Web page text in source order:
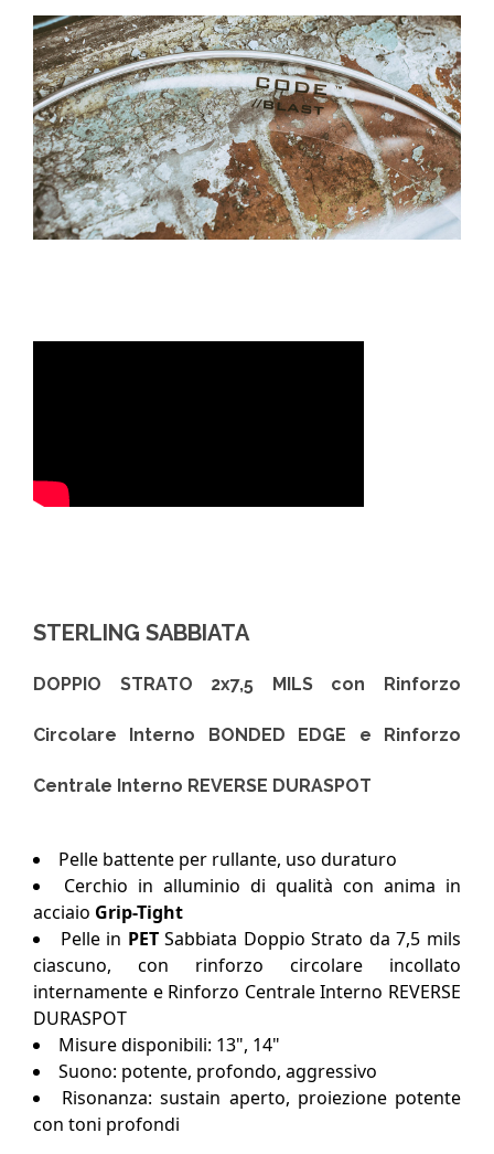
STERLING SABBIATA
DOPPIO STRATO 2x7,5 MILS con Rinforzo
Circolare Interno BONDED EDGE e Rinforzo
Centrale Interno REVERSE DURASPOT
Pelle battente per rullante, uso duraturo
Cerchio in alluminio di qualità con anima in
acciaio Grip-Tight
Pelle in PETSabbiata Doppio Strato da 7,5 mils
ciascuno, con rinforzo circolare incollato
internamente e Rinforzo Centrale Interno REVERSE
DURASPOT
Misure disponibili: 13", 14"
Suono: potente, profondo, aggressivo
Risonanza: sustain aperto, proiezione potente
con toni profondi